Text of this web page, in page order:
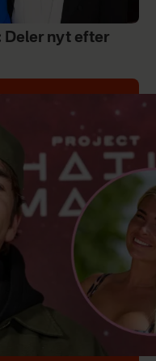
Deler nyt efter